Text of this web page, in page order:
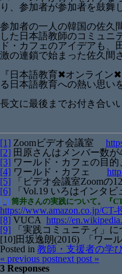
り、参加者が参加者を鼓
参加者の一人の韓国の佐久
した日本語教師のコミュニ
ド・カフェのアイデアも
激の連鎖で始まった佐久間
『日本語教育✖オンライン
る日本語教育への熱い思い
長文に最後までお付き合い
[1] Zoomビデオ会議室
[2] 田原さんはメンバー数が
[3] ワールド・カフェの目
[4] ワールド・カフェ
[5] 「ビデオ会議室Zoomの
[6] 「Vol.19 いろはインタ
[7] 筒井さんの実践について。『
https://www.amazon.co.jp/
[8] VUCA https://
[9] 「実践コミュニティ」
[10]田坂逸朗(2016) 「ワー
Posted in 教師・支援者の学
« previous postnext post »
3 Responses